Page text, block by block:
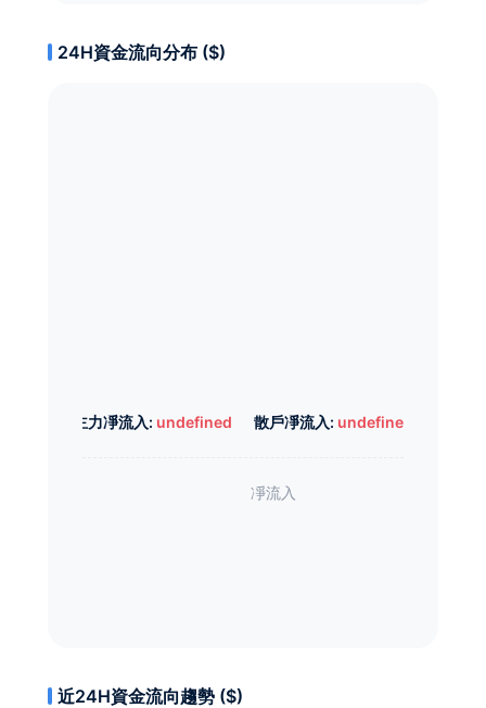
24H資金流向分布 ($)
主力凈流入: undefined 散戶凈流入: undefined
近24H資金流向趨勢 ($)